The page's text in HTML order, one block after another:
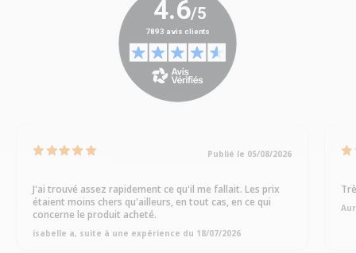
Publié le 05/08/2026
J'ai trouvé assez rapidement ce qu'il me fallait. Les prix
étaient moins chers qu'ailleurs, en tout cas, en ce qui
concerne le produit acheté.
isabelle a, suite à une expérience du 18/07/2026